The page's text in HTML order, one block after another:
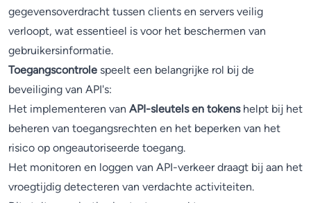
gegevensoverdracht tussen clients en servers veilig
verloopt, wat essentieel is voor het beschermen van
gebruikersinformatie.
Toegangscontrole speelt een belangrijke rol bij de
beveiliging van API's:
Het implementeren van API-sleutels en tokenshelpt bij het
beheren van toegangsrechten en het beperken van het
risico op ongeautoriseerde toegang.
Het monitoren en loggen van API-verkeer draagt bij aan het
vroegtijdig detecteren van verdachte activiteiten.